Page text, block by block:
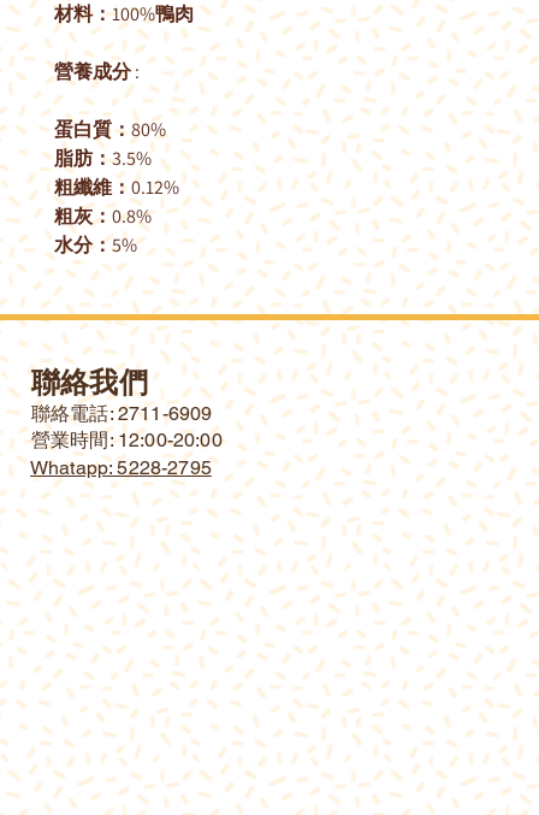
材料：100%鴨肉
營養成分 :
蛋白質：80%
脂肪：3.5%
粗纖維：0.12%
粗灰：0.8%
水分：5%
聯絡我們
​聯絡電話: 2711-6909
營業時間: 12:00-20:00
Whatapp: 5228-2795